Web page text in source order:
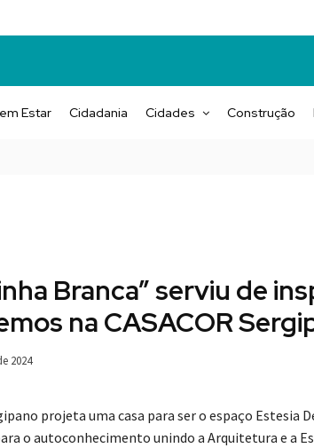
Estar Cidadania Cidades Construção
Branca” serviu de
na CASACOR
2024
projeta uma casa para ser o espaço Estesia
o autoconhecimento unindo a Arquitetura e a